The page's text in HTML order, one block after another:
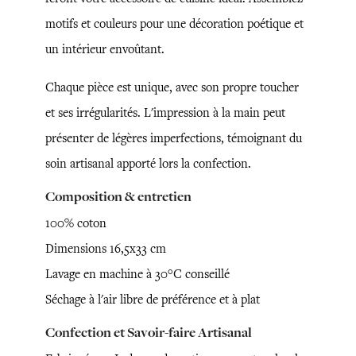
motifs et couleurs pour une décoration poétique et
un intérieur envoûtant.
Chaque pièce est unique, avec son propre toucher
et ses irrégularités. L'impression à la main peut
présenter de légères imperfections, témoignant du
soin artisanal apporté lors la confection.
Composition & entretien
100% coton
Dimensions 16,5x33 cm
Lavage en machine à 30°C conseillé
Séchage à l'air libre de préférence et à plat
Confection et Savoir-faire Artisanal